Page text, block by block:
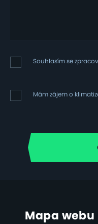
Souhlasím
se
Souhlasím se
Mám
zájem
Mám zájem o
Footer
Mapa webu